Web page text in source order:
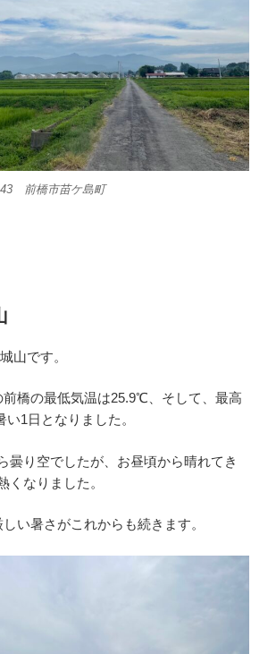
前橋市苗ケ島町
山です。
前橋の最低気温は25.9℃、そして、最高
1日となりました。
曇り空でしたが、お昼頃から晴れてき
くなりました。
い暑さがこれからも続きます。